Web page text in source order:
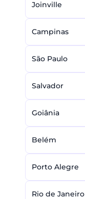
Joinville
Campinas
São Paulo
Salvador
Goiânia
Belém
Porto Alegre
Rio de Janeiro